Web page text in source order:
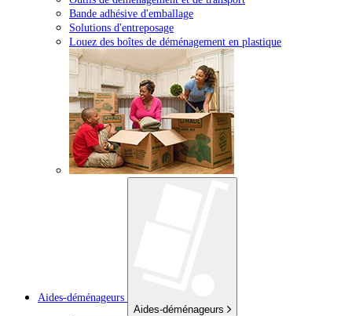
Bande adhésive d'emballage
Solutions d'entreposage
Louez des boîtes de déménagement en plastique
Aides-déménageurs
Aides-déménageurs